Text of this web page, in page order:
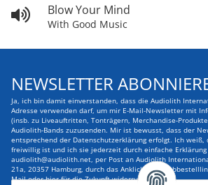
Blow Your Mind
With Good Music
NEWSLETTER
Ja, ich bin damit einverstanden, dass die Audiolith
Adresse verwenden darf, um mir E-Mail-Newsletter mit
(insb. zu Liveauftritten, Tonträgern, Merchandise-
Audiolith-Bands zuzusenden. Mir ist bewusst, dass der
entsprechend der Datenschutzerklärung erfolgt. Ich weiß,
freiwillig ist und ich sie jederzeit durch einfache Erklärung
audiolith@audiolith.net, per Post an Audiolith
21a, 20357 Hamburg, durch das Anklicken des
Mail oder hier für die Zukunft widerrufen kann.